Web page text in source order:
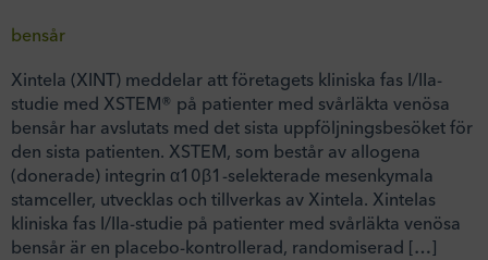
bensår
Xintela (XINT) meddelar att företagets kliniska fas I/IIa-
studie med XSTEM® på patienter med svårläkta venösa
bensår har avslutats med det sista uppföljningsbesöket för
den sista patienten. XSTEM, som består av allogena
(donerade) integrin α10β1-selekterade mesenkymala
stamceller, utvecklas och tillverkas av Xintela. Xintelas
kliniska fas I/IIa-studie på patienter med svårläkta venösa
bensår är en placebo-kontrollerad, randomiserad […]